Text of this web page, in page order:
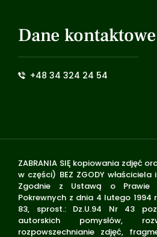
Dane kontaktowe
+48 34 324 24 54
ZABRANIA SIĘ kopiowania zdjęć
w części) BEZ ZGODY
Zgodnie z Ustawą o Prawie
Pokrewnych z dnia 4 lutego 1994
83, sprost.: Dz.U.94 Nr 43
autorskich pomysłów,
rozpowszechnianie zdjęć,